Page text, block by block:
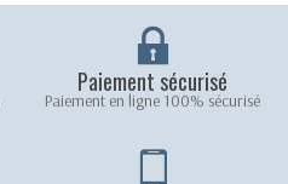
Paiement sécurisé
Paiement en ligne 100% sécurisé